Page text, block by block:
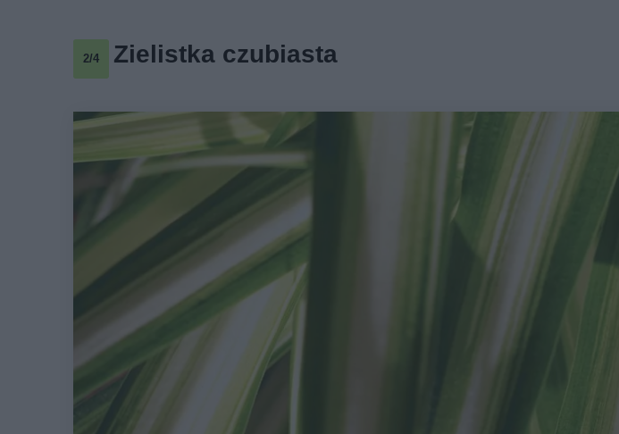
2/4 Zielistka czubiasta